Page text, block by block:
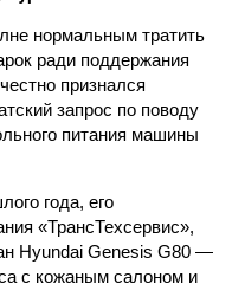
нормальным тратить
ради поддержания
признался
запрос по поводу
питания машины
года, его
«ТрансТехсервис»,
Hyundai Genesis G80 —
с кожаным салоном и